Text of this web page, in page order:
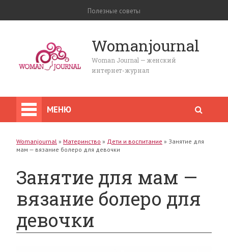
Полезные советы
Womanjournal
Woman Journal — женский
интернет-журнал
МЕНЮ
Womanjournal » Материнство » Дети и воспитание » Занятие для
мам — вязание болеро для девочки
Занятие для мам —
вязание болеро для
девочки